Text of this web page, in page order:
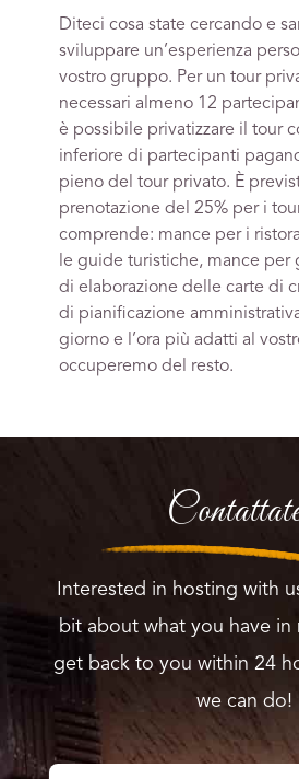
Diteci cosa state cercando e
sviluppare un’esperienza
vostro gruppo. Per un tour
necessari almeno 12
è possibile privatizzare il tour
inferiore di partecipanti
pieno del tour privato. È
prenotazione del 25% per i
comprende: mance per i
le guide turistiche, mance per
di elaborazione delle carte di
di pianificazione
giorno e l’ora più adatti al
occuperemo del resto.
Interested in hosting with
bit about what you have in
get back to you within 24
we can do!